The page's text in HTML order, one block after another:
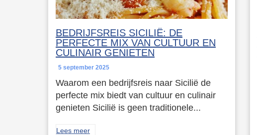
BEDRIJFSREIS SICILIË: DE
PERFECTE MIX VAN CULTUUR EN
CULINAIR GENIETEN
5 september 2025
Waarom een bedrijfsreis naar Sicilië de
perfecte mix biedt van cultuur en culinair
genieten Sicilië is geen traditionele...
Lees meer